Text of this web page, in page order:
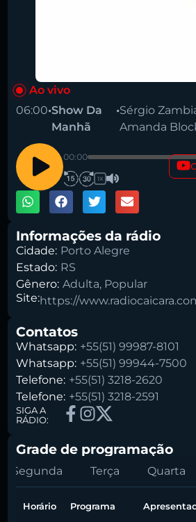
Pesquise aqui a sua rádio
Buscar rádio
Ao vivo
06:00•Show Da
Manhã
•Sérgio
Amanda
00:00
1X
Informações da rádio
Cidade: Porto Alegre
Estado: RS
Gênero: Adulta, Popular
Site:https://
Contatos
Whatsapp: +55(51) 99987-8101
Whatsapp: +55(51) 99944-7500
Telefone: +55(51) 3218-2620
Telefone: +55(51) 3218-2591
SIGA A
RÁDIO:
Grade de programação
Segunda Terça Quarta
Horário Programa